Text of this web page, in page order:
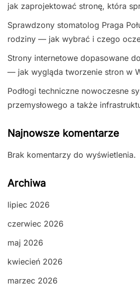
jak zaprojektować stronę, która
Sprawdzony stomatolog Praga
rodziny — jak wybrać i czego
Strony internetowe dopasowane
— jak wygląda tworzenie stron w
Podłogi techniczne nowoczesne
przemysłowego a także
Najnowsze komentarze
Brak komentarzy do wyświetlenia.
Archiwa
lipiec 2026
czerwiec 2026
maj 2026
kwiecień 2026
marzec 2026